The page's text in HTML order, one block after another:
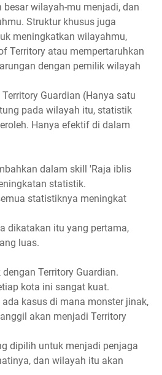
wilayah-mu menjadi, dan
Struktur khusus juga
meningkatkan wilayahmu,
Territory atau mempertaruhkan
dengan pemilik wilayah
Guardian (Hanya satu
pada wilayah itu, statistik
Hanya efektif di dalam
dalam skill 'Raja iblis
statistik.
statistiknya meningkat
dikatakan itu yang pertama,
luas.
Territory Guardian.
kota ini sangat kuat.
kasus di mana monster jinak,
akan menjadi Territory
dipilih untuk menjadi penjaga
dan wilayah itu akan